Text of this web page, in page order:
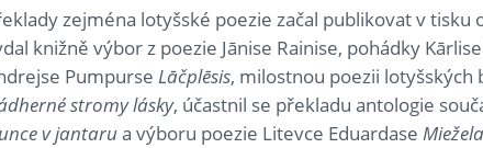
zejména lotyšské poezie začal publikovat v tisku
knižně výbor z poezie Jānise Rainise, pohádky
Pumpurse Lāčplēsis, milostnou poezii lotyšských
stromy lásky, účastnil se překladu antologie
v jantarua výboru poezie Litevce Eduardase